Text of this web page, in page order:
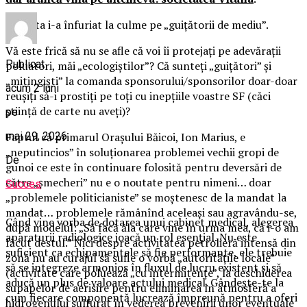
Iar, asta i-a înfuriat la culme pe „guițătorii de mediu”.
Vă este frică să nu se afle că voi îi protejați pe adevărații
poluatori, măi „ecologiștilor”? Că sunteți „guițători” și
„mitingiști” la comanda sponsorului/sponsorilor doar-doar
reușiți să-i prostiți pe toți cu inepțiile voastre SF (căci
știință de carte nu aveți)?
Faptul că primarul Orașului Băicoi, Ion Marius, e
„neputincios” în soluționarea problemei vechii gropi de
gunoi ce este în continuare folosită pentru deversări de
către „șmecheri” nu e o noutate pentru nimeni… doar
„problemele politicianiste” se moștenesc de la mandat la
mandat… problemele rămânînd aceleași sau agravându-se,
după modelul: „Să facă ăla care vine în urma mea, că i-o am
făcut destul.” Nici despre activitatea petrolieră intensă din
zonă nu au curajul să sufle o vorbă „autoritățile locale”
(activitate care poluează „cu intermitențe”, la deschiderea
supapelor de aerisire pentru eliminarea în atmosferă a
hidrogenului sulfurat în vederea prevenirii unor eventuale
Publicat
acum 2 luni
pe
mai 29, 2026
De
Succes
Când vine vorba de dotarea unui cabinet medical, alegerea
aparaturii radiologice joacă un rol esențial. Nu este
suficient ca echipamentele să fie performante, ele trebuie
să se integreze armonios în fluxul de lucru existent și să
aducă un plus de valoare actului medical. Gândește-te la
cum fiecare componentă lucrează împreună pentru a oferi